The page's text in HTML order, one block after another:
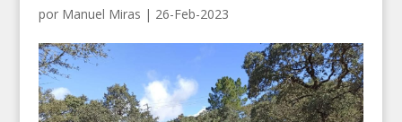
por Manuel Miras | 26-Feb-2023